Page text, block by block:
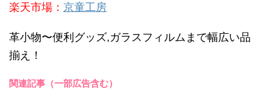
楽天市場： 京童工房
革小物〜便利グッズ,ガラスフィルムまで幅広い品
揃え！
関連記事（一部広告含む）